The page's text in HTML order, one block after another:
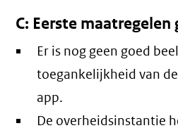
C: Eerste maatregelen
Er is nog geen goed
toegankelijkheid van
app.
De overheidsinstantie